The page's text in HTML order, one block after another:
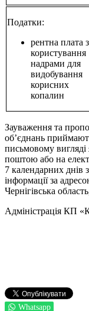
Податки:
рентна плата
користування
надрами для
видобування
корисних
копалин
Зауваження та
об’єднань
письмовому
поштою або на
7 календарних днів
інформації за
Чернігівська
Адміністрація КП
Whatsapp